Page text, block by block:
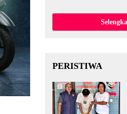
PERISTIWA